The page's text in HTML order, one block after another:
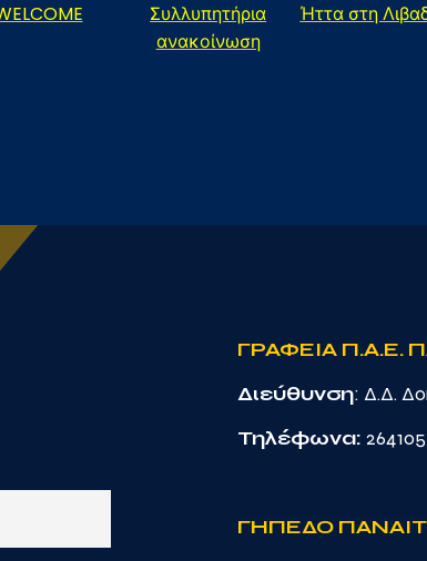
Συλλυπητήρια
ανακοίνωση
Ήττα στη
ΓΡΑΦΕΙΑ Π.Α.Ε.
Διεύθυνση: Δ.Δ.
Τηλέφωνα:
ΓΗΠΕΔΟ